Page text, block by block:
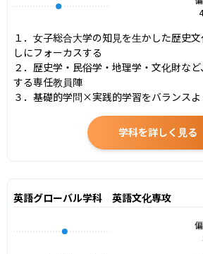
１．女子総合大学の知見を生かした歴史
しにフォーカスする
２．歴史学・民俗学・地理学・文化財な
する専任教員陣
３．基礎的学問×実践的学習をバランス
学科を詳しく見る
英語グローバル学科 英語文化専攻